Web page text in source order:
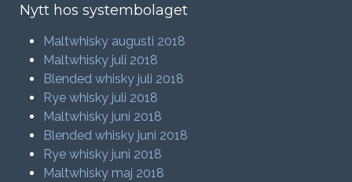
Nytt hos systembolaget
Maltwhisky augusti 2018
Maltwhisky juli 2018
Blended whisky juli 2018
Rye whisky juli 2018
Maltwhisky juni 2018
Blended whisky juni 2018
Rye whisky juni 2018
Maltwhisky maj 2018